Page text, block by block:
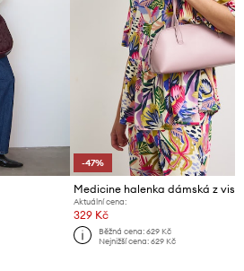
-47%
Medicine halenka dámská z
Aktuální cena:
329 Kč
Běžná cena: 629 Kč
Nejnižší cena: 629 Kč